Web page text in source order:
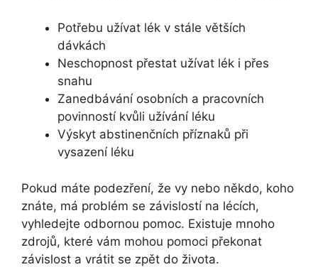
Potřebu užívat lék v stále větších
dávkách
Neschopnost přestat užívat lék i přes
snahu
Zanedbávání osobních a pracovních
povinností kvůli užívání léku
Výskyt abstinenčních příznaků při
vysazení léku
Pokud máte podezření, že vy nebo někdo, koho
znáte, má problém se závislostí na lécích,
vyhledejte odbornou pomoc. Existuje mnoho
zdrojů, které vám mohou pomoci překonat
závislost a vrátit se zpět do života.